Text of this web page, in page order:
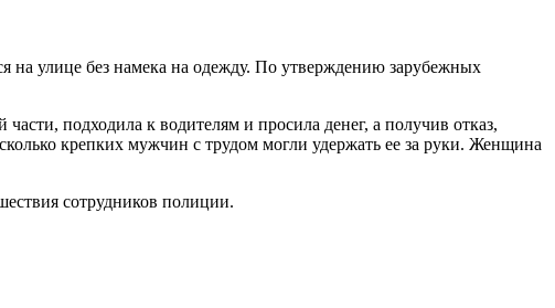
на улице без намека на одежду. По утверждению зарубежных
подходила к водителям и просила денег, а получив отказ,
крепких мужчин с трудом могли удержать ее за руки. Женщина
сотрудников полиции.